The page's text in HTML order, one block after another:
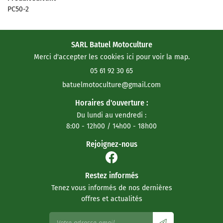
PC50-2
SARL Batuel Motoculture
Merci d'accepter les cookies ici pour voir la map.
05 61 92 30 65
Horaires d'ouverture :
Du lundi au vendredi :
8:00 - 12h00 / 14h00 - 18h00
Rejoignez-nous
Restez informés
Tenez vous informés de nos dernières
offres et actualités